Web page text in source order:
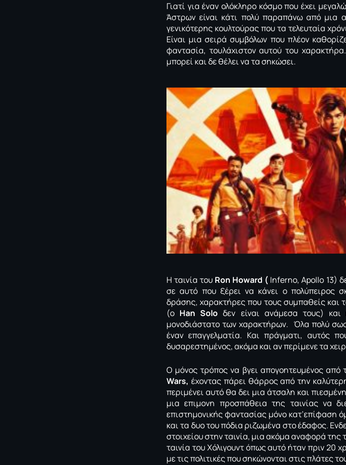
Γιατί για έναν ολόκληρο κόσμο που έχει
Άστρων είναι κάτι πολύ παραπάνω από μια
γενικότερης κουλτούρας που τα τελευταία
Είναι μια σειρά συμβόλων που πλέον
φαντασία, τουλάχιστον αυτού του
μπορεί και δε θέλει να τα σηκώσει.
Η ταινία του Ron Howard ( Inferno, Apollo 13)
σε αυτό που ξέρει να κάνει ο πολύπειρος
δράσης, χαρακτήρες που τους συμπαθείς και
(ο Han Solo δεν είναι ανάμεσα τους) και
μονοδιάστατο των χαρακτήρων. Όλα πολύ
έναν επαγγελματία. Και πράγματι, αυτός
δυσαρεστημένος, ακόμα και αν περίμενε τα
Ο μόνος τρόπος να βγει απογοητευμένος από
Wars, έχοντας πάρει θάρρος από την
περιμένει αυτό θα δει μια άτσαλη και
μια επιμονη προσπάθεια της ταινίας να
επιστημονικής φαντασίας μόνο κατ’επίφαση
και τα δυο του πόδια ριζωμένα στο έδαφος.
στοιχείου στην ταινία, μια ακόμα αναφορά της
ταινία του Χόλιγουντ όπως αυτό ήταν πριν 20
με τις πολιτικές που σηκώνονται στις πλάτες